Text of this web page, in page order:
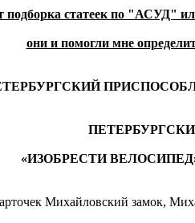
подборка статеек по "АСУД"
они и помогли мне
«ИЗОБРЕСТИ
Михайловский замок,